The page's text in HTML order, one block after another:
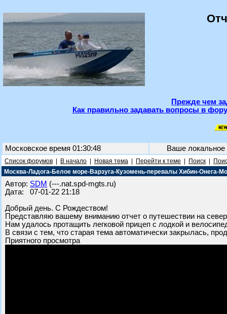
Прежде чем
Как правильно задавать вопросы в
Московское время 01:30:48 Ваше
Список форумов В начало Новая тема Перейти к теме Поиск
Москва-Ладога-Белое море-Варзуга-Кузомень-перевалы Хибин-Онега-
Автор: SDM (---.nat.spd-mgts.ru)
Дата: 07-01-22 21:18
Добрый день. С Рождеством!
Представляю вашему вниманию отчет о путешествии на
Нам удалось протащить легковой прицеп с лодкой и
В связи с тем, что старая тема автоматически закрылась,
Приятного просмотра